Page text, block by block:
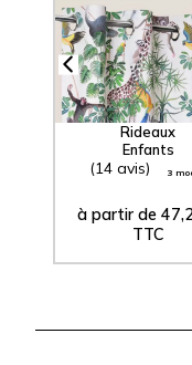
Rideaux
Enfants
(14 avis) 3
à partir de
TTC